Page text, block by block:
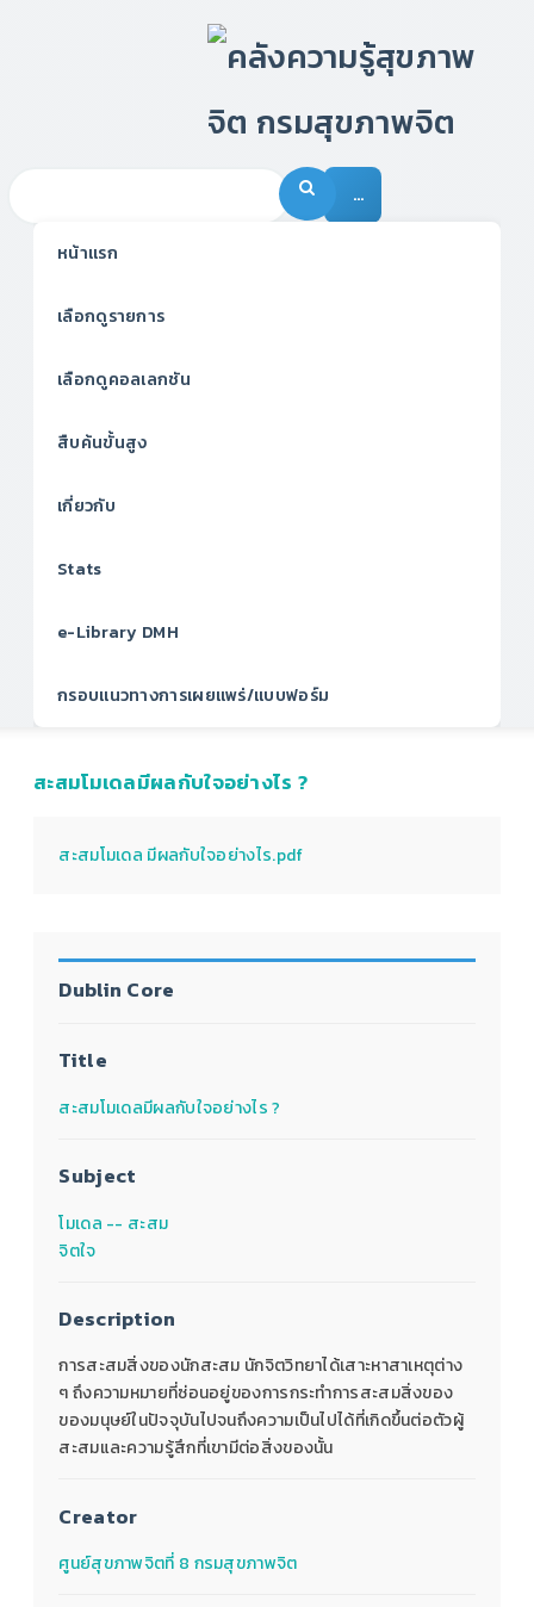
…
หน้าแรก
เลือกดูรายการ
เลือกดูคอลเลกชัน
สืบค้นขั้นสูง
เกี่ยวกับ
Stats
e-Library DMH
กรอบแนวทางการเผยแพร่/แบบฟอร์ม
สะสมโมเดลมีผลกับใจอย่างไร ?
สะสมโมเดล มีผลกับใจอย่างไร.pdf
Dublin Core
Title
สะสมโมเดลมีผลกับใจอย่างไร ?
Subject
โมเดล -- สะสม
จิตใจ
Description
การสะสมสิ่งของนักสะสม นักจิตวิทยาได้เสาะหาสาเหตุต่าง
ๆ ถึงความหมายที่ซ่อนอยู่ของการกระทำการสะสมสิ่งของ
ของมนุษย์ในปัจจุบันไปจนถึงความเป็นไปได้ที่เกิดขึ้นต่อตัวผู้
สะสมและความรู้สึกที่เขามีต่อสิ่งของนั้น
Creator
ศูนย์สุขภาพจิตที่ 8 กรมสุขภาพจิต